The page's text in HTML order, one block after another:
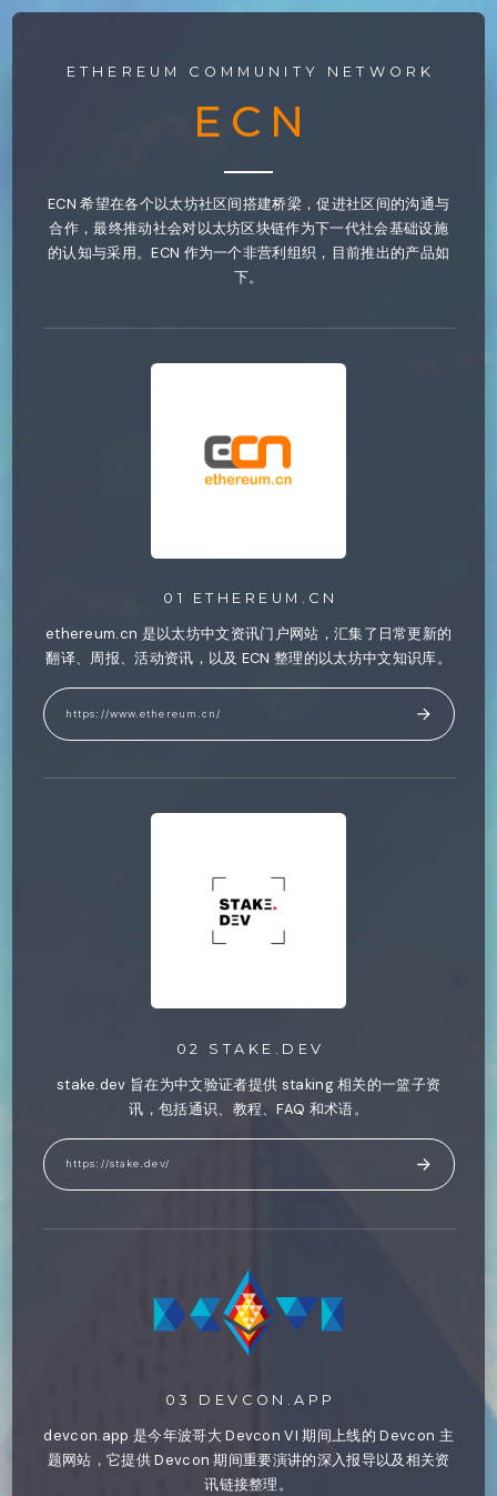
ETHEREUM COMMUNITY NETWORK
ECN
ECN 希望在各个以太坊社区间搭建桥梁，促进社区间的沟通与
合作，最终推动社会对以太坊区块链作为下一代社会基础设施
的认知与采用。ECN 作为一个非营利组织，目前推出的产品如
下。
01 ETHEREUM.CN
ethereum.cn 是以太坊中文资讯门户网站，汇集了日常更新的
翻译、周报、活动资讯，以及 ECN 整理的以太坊中文知识库。
https://www.ethereum.cn/
02 STAKE.DEV
stake.dev 旨在为中文验证者提供 staking 相关的一篮子资
讯，包括通识、教程、FAQ 和术语。
https://stake.dev/
03 DEVCON.APP
devcon.app 是今年波哥大 Devcon VI 期间上线的 Devcon 主
题网站，它提供 Devcon 期间重要演讲的深入报导以及相关资
讯链接整理。